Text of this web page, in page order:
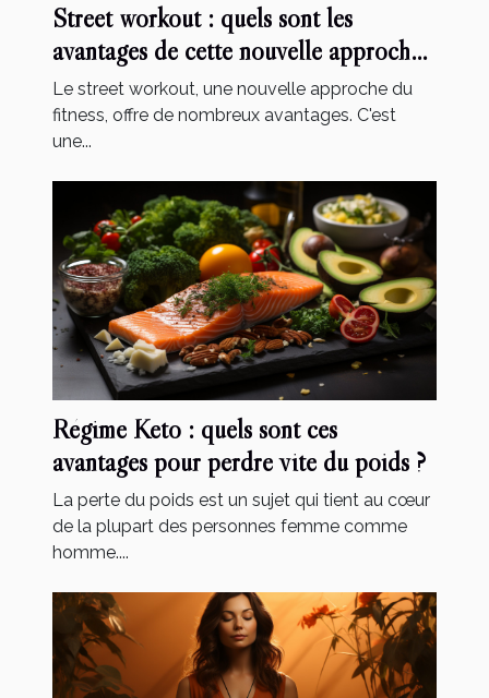
Street workout : quels sont les
avantages de cette nouvelle approche
de fitness ?
Le street workout, une nouvelle approche du
fitness, offre de nombreux avantages. C'est
une...
Régime Keto : quels sont ces
avantages pour perdre vite du poids ?
La perte du poids est un sujet qui tient au cœur
de la plupart des personnes femme comme
homme....